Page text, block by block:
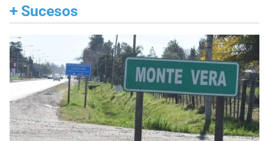
+ Sucesos